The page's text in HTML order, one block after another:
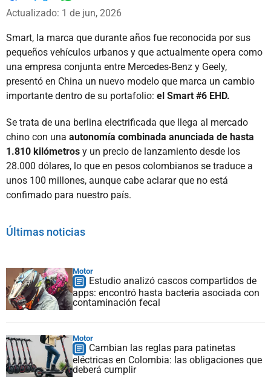
Facebook
X
Actualizado: 1 de jun, 2026
Smart, la marca que durante años fue reconocida por sus
pequeños vehículos urbanos y que actualmente opera como
una empresa conjunta entre Mercedes-Benz y Geely,
presentó en China un nuevo modelo que marca un cambio
importante dentro de su portafolio: el Smart #6 EHD.
Se trata de una berlina electrificada que llega al mercado
chino con una autonomía combinada anunciada de hasta
1.810 kilómetros y un precio de lanzamiento desde los
28.000 dólares, lo que en pesos colombianos se traduce a
unos 100 millones, aunque cabe aclarar que no está
confimado para nuestro país.
Últimas noticias
Motor
Estudio analizó cascos compartidos de
apps: encontró hasta bacteria asociada con
contaminación fecal
Motor
Cambian las reglas para patinetas
eléctricas en Colombia: las obligaciones que
deberá cumplir